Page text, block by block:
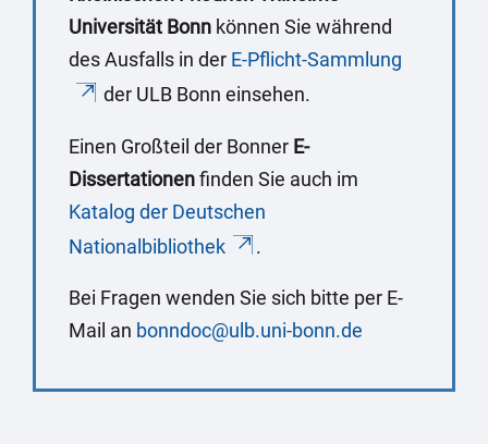
Universität Bonn können Sie während
des Ausfalls in der E-Pflicht-Sammlung
der ULB Bonn einsehen.
Einen Großteil der Bonner E-
Dissertationenfinden Sie auch im
Katalog der Deutschen
Nationalbibliothek
.
Bei Fragen wenden Sie sich bitte per E-
Mail an bonndoc@ulb.uni-bonn.de